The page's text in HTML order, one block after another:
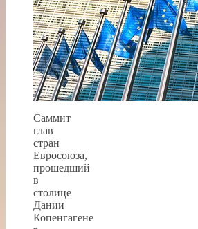
Саммит
глав
стран
Евросоюза,
прошедший
в
столице
Дании
Копенгагене